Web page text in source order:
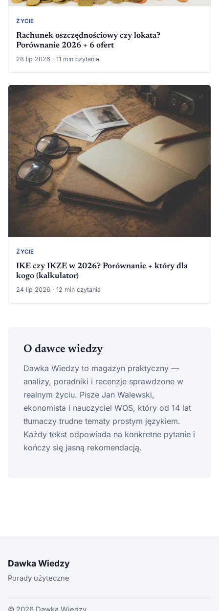
ŻYCIE
Rachunek oszczędnościowy czy lokata?
Porównanie 2026 + 6 ofert
28 lip 2026 · 11 min czytania
ŻYCIE
IKE czy IKZE w 2026? Porównanie + który dla
kogo (kalkulator)
24 lip 2026 · 12 min czytania
O dawce wiedzy
Dawka Wiedzy to magazyn praktyczny —
analizy, poradniki i recenzje sprawdzone w
realnym życiu. Pisze Jan Walewski,
ekonomista i nauczyciel WOS, który od 14 lat
tłumaczy trudne tematy prostym językiem.
Każdy tekst odpowiada na konkretne pytanie i
kończy się jasną rekomendacją.
Dawka Wiedzy
Porady użyteczne